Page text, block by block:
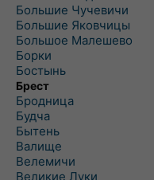
Большие Чучевичи
Большие Яковчицы
Большое Малешево
Борки
Бостынь
Брест
Бродница
Будча
Бытень
Валище
Велемичи
Великие Луки